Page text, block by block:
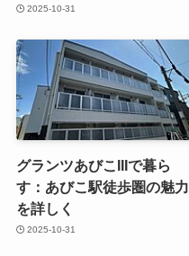
2025-10-31
グランツあびこIIIで暮ら
す：あびこ駅徒歩圏の魅力
を詳しく
2025-10-31